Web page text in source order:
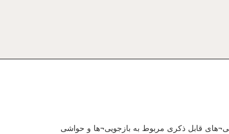
قابل ذکری مربوط به بازجویی¬ها و حواشی